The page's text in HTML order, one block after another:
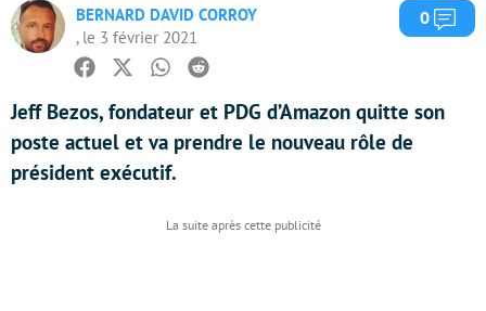
BERNARD DAVID CORROY
, le 3 février 2021
0
Facebook
TwitterWhatsapp
Reddit
Jeff Bezos, fondateur et PDG d’Amazon quitte son
poste actuel et va prendre le nouveau rôle de
président exécutif.